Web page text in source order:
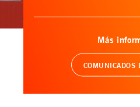
Más
COMUNICADOS